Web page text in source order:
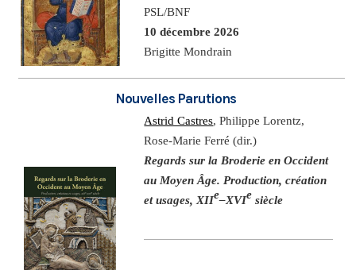
PSL/BNF
10 décembre 2026
Brigitte Mondrain
Nouvelles Parutions
Astrid Castres, Philippe Lorentz,
Rose-Marie Ferré (dir.)
Regards sur la Broderie en Occident
au Moyen Âge. Production, création
et usages, XIIe–XVIe siècle